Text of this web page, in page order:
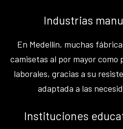
Industrias
En Medellín, muchas
camisetas al por mayor como
laborales, gracias a su
adaptada a las
Instituciones